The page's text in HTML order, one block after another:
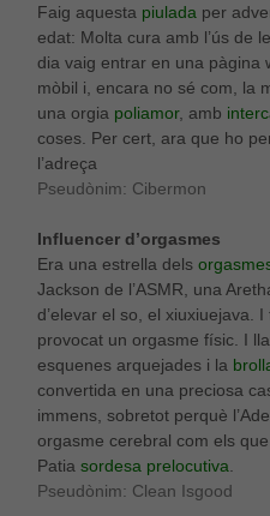
Faig aquesta piulada per
edat: Molta cura amb l’ús de
dia vaig entrar en una pàgina
mòbil i, encara no sé com, la
una orgia poliamor, amb
coses. Per cert, ara que ho
l’adreça
Pseudònim: Cibermon
Influencer d’orgasmes
Era una estrella dels
Jackson de l’ASMR, una
d’elevar el so, el xiuxiuejava.
provocat un orgasme físic. I
esquenes arquejades i la
convertida en una preciosa
immens, sobretot perquè
orgasme cerebral com els
Patia sordesa prelocutiva.
Pseudònim: Clean Isgood